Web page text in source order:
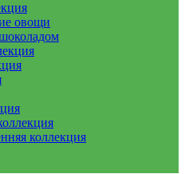
овощи
коллекция